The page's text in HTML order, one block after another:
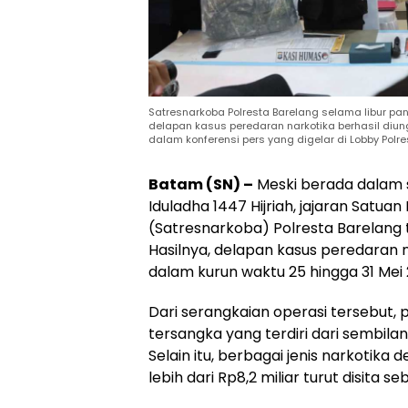
Satresnarkoba Polresta Barelang selama libur
delapan kasus peredaran narkotika berhasil
dalam konferensi pers yang digelar di Lobby
Batam (SN) – Meski berada dalam
Iduladha 1447 Hijriah, jajaran
(Satresnarkoba) Polresta
Hasilnya, delapan kasus
dalam kurun waktu 25 hingga 31 Mei
Dari serangkaian operasi tersebut,
tersangka yang terdiri dari
Selain itu, berbagai jenis narkotika
lebih dari Rp8,2 miliar turut disita